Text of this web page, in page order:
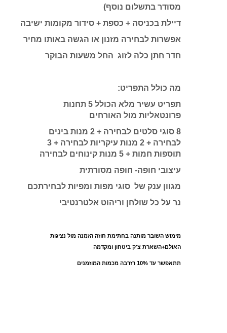
מסודר בתשלום נוסף)
דיילת בכניסה + כספת + סידור מקומות ישיבה
אפשרות לבחירה מזנון או הגשה באותו מחיר
חדר חתן כלה לזוג החל משעות הבוקר
מה כולל התפריט:
תפריט עשיר מלא הכולל 5 תחנות
פרונטאליות מול האורחים
8 סוגי סלטים לבחירה + 2 מנות בינים
לבחירה + 2 מנות עיקריות לבחירה + 3
תוספות חמות + 5 מנות קינוחים לבחירה
עיצובי חופה- חופה מסורתית
מגוון ענק של סוגי מפות ומפיות לבחירתכם
נר על כל שולחן וריהוט אלטרנטיבי
מימוש השובר מותנה בחתימת חוזה הזמנה מול נציגות
האולם+השארת צ'ק ביטחון ומקדמה
תתאפשר עד 10% רזרבה מכמות המוזמנים